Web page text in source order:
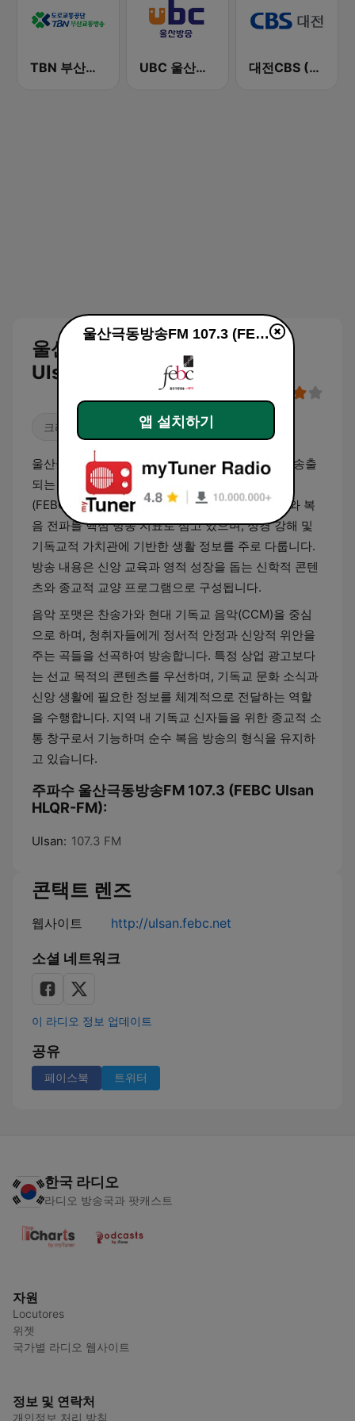
TBN 부산교통방송 UBC 울산방송 울산 FM 대전CBS (CBS Daejeon)
울산극동방송FM 107.3 (FEBC
Ulsan HLQR-FM) 생방송
크리스찬 토크쇼 종교 & 영성
울산극동방송FM 107.3은 울산광역시를 기반으로 송출
되는 개신교 전문 라디오 방송국입니다. 극동방송
(FEBC) 네트워크의 지역 방송으로서 기독교 선교와 복
음 전파를 핵심 방송 지표로 삼고 있으며, 성경 강해 및
기독교적 가치관에 기반한 생활 정보를 주로 다룹니다.
방송 내용은 신앙 교육과 영적 성장을 돕는 신학적 콘텐
츠와 종교적 교양 프로그램으로 구성됩니다.
음악 포맷은 찬송가와 현대 기독교 음악(CCM)을 중심
으로 하며, 청취자들에게 정서적 안정과 신앙적 위안을
주는 곡들을 선곡하여 방송합니다. 특정 상업 광고보다
는 선교 목적의 콘텐츠를 우선하며, 기독교 문화 소식과
신앙 생활에 필요한 정보를 체계적으로 전달하는 역할
을 수행합니다. 지역 내 기독교 신자들을 위한 종교적 소
통 창구로서 기능하며 순수 복음 방송의 형식을 유지하
고 있습니다.
주파수 울산극동방송FM 107.3 (FEBC Ulsan
HLQR-FM):
Ulsan: 107.3 FM
콘택트 렌즈
웹사이트 http://ulsan.febc.net
소셜 네트워크
이 라디오 정보 업데이트
공유
페이스북 트위터
한국 라디오
라디오 방송국과 팟캐스트
자원
Locutores
위젯
국가별 라디오 웹사이트
정보 및 연락처
개인정보 처리 방침
울산극동방송FM 107.3 (FEBC Ulsan HLQR-FM)
앱 설치하기